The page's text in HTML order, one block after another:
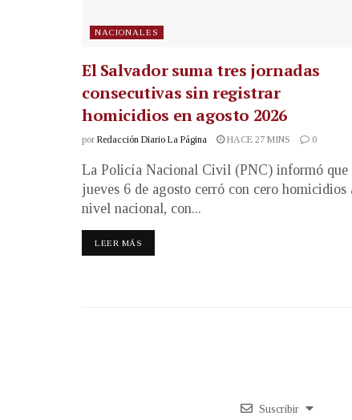
NACIONALES
El Salvador suma tres jornadas
consecutivas sin registrar
homicidios en agosto 2026
por Redacción Diario La Página HACE 27 MINS 0
La Policía Nacional Civil (PNC) informó que
jueves 6 de agosto cerró con cero homicidios
nivel nacional, con...
LEER MÁS
Suscribir